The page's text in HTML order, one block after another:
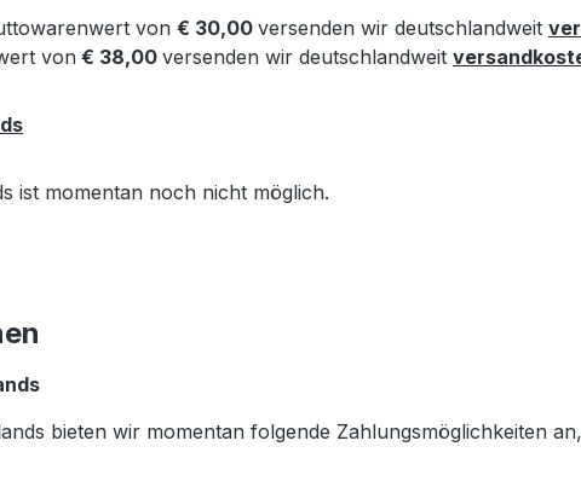
von € 30,00 versenden wir deutschlandweit
von € 38,00 versenden wir deutschlandweit
ist momentan noch nicht möglich.
bieten wir momentan folgende Zahlungsmöglichkeiten